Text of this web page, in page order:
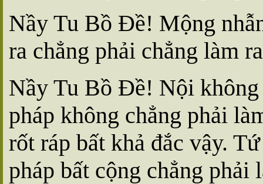
Nầy Tu Bồ Ðề! Mộng
ra chẳng phải chẳng làm
Nầy Tu Bồ Ðề! Nội không
pháp không chẳng phải
rốt ráp bất khả đắc vậy.
pháp bất cộng chẳng phải